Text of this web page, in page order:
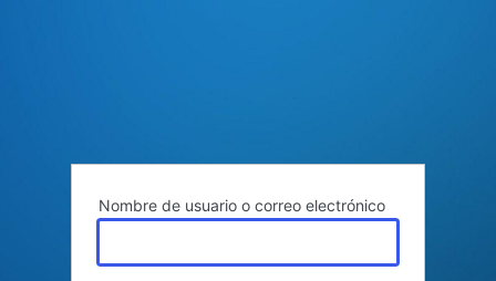
Nombre de usuario o correo electrónico